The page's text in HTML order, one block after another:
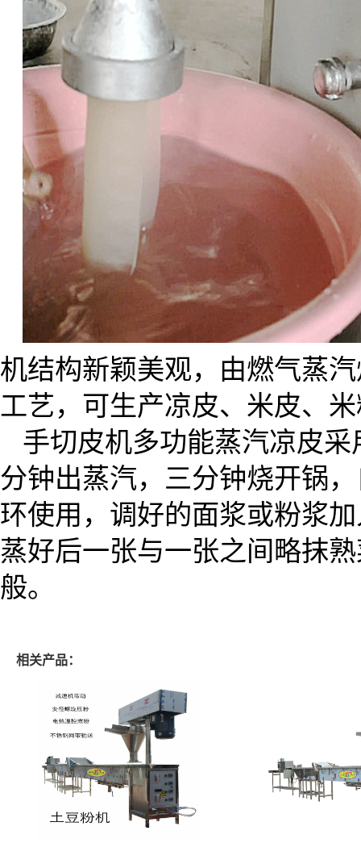
机结构新颖美观，由燃气蒸
工艺，可生产凉皮、米皮、
手切皮机多功能蒸汽凉皮
分钟出蒸汽，三分钟烧开锅
环使用，调好的面浆或粉浆
蒸好后一张与一张之间略抹
般。
相关产品：